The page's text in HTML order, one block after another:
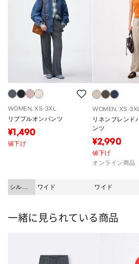
WOMEN, XS-3XL
リブプルオンパンツ
¥1,490
値下げ
シルエ
ット
ワイド
WOMEN, XS-3XL
リネンブレンド
ンツ
¥2,990
値下げ
オンライン商品
ワイド
一緒に見られている商品